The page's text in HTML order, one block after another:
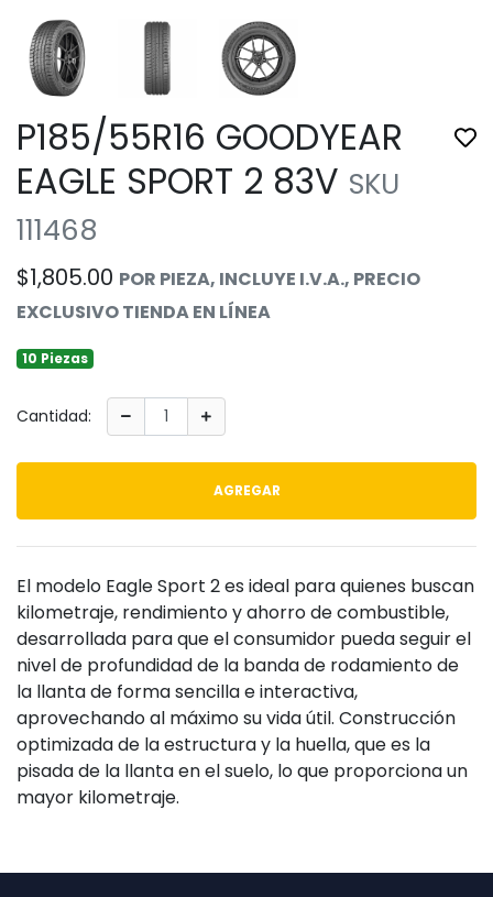
P185/55R16 GOODYEAR
EAGLE SPORT 2 83V SKU
111468
$1,805.00 POR PIEZA, INCLUYE I.V.A., PRECIO
EXCLUSIVO TIENDA EN LÍNEA
10 Piezas
Cantidad:
AGREGAR
El modelo Eagle Sport 2 es ideal para quienes buscan
kilometraje, rendimiento y ahorro de combustible,
desarrollada para que el consumidor pueda seguir el
nivel de profundidad de la banda de rodamiento de
la llanta de forma sencilla e interactiva,
aprovechando al máximo su vida útil. Construcción
optimizada de la estructura y la huella, que es la
pisada de la llanta en el suelo, lo que proporciona un
mayor kilometraje.